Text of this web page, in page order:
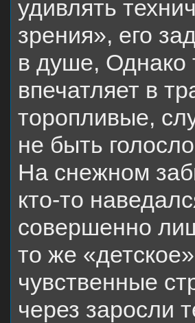
удивлять
зрения», его
в душе, Однако
впечатляет в
торопливые,
не быть
На снежном
кто-то
совершенно
то же
чувственные
через заросли